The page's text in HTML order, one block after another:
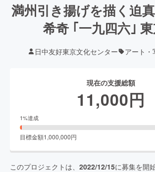
満州引き揚げを描く迫
希奇 ｢一九四六｣
日中友好東京文化センター アート・
現在の支援総額
11,000円
1%達成
目標金額1,000,000円
このプロジェクトは、 2022/12/15に募集を開